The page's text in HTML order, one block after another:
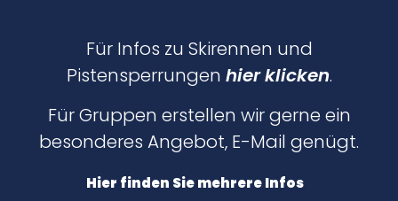
Für Infos zu Skirennen und
Pistensperrungen hier klicken.
Für Gruppen erstellen wir gerne ein
besonderes Angebot, E-Mail genügt.
Hier finden Sie mehrere Infos